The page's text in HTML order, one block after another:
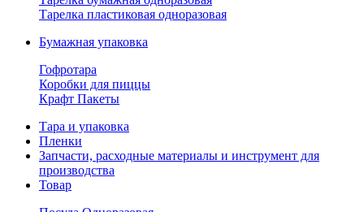
Тарелка пластиковая одноразовая
Бумажная упаковка
Гофротара
Коробки для пиццы
Крафт Пакеты
Тара и упаковка
Пленки
Запчасти, расходные материалы и инструмент для
производства
Товар